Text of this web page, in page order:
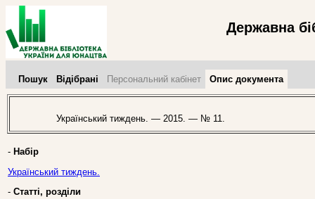
Державна
Пошук Відібрані Персональний кабінет Опис документа
Український тиждень. — 2015. — № 11.
- Набір
Український тиждень.
- Статті, розділи